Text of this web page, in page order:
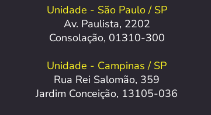
Unidade - São Paulo / SP
Av. Paulista, 2202
Consolação, 01310-300
Unidade - Campinas / SP
Rua Rei Salomão, 359
Jardim Conceição, 13105-036